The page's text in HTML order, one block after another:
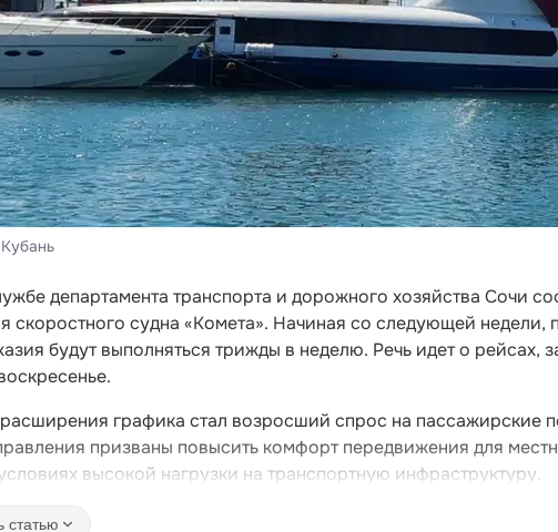
департамента транспорта и дорожного хозяйства Сочи
скоростного судна «Комета». Начиная со следующей недели,
будут выполняться трижды в неделю. Речь идет о рейсах,
графика стал возросший спрос на пассажирские
призваны повысить комфорт передвижения для
высокой нагрузки на транспортную инфраструктуру.
статью